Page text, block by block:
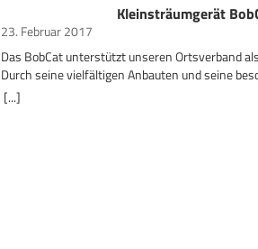
Kleinsträumgerät
23. Februar 2017
Das BobCat unterstützt unseren Ortsverband
Durch seine vielfältigen Anbauten und seine
Wendeeigenschaften ist er nicht nur
[...]